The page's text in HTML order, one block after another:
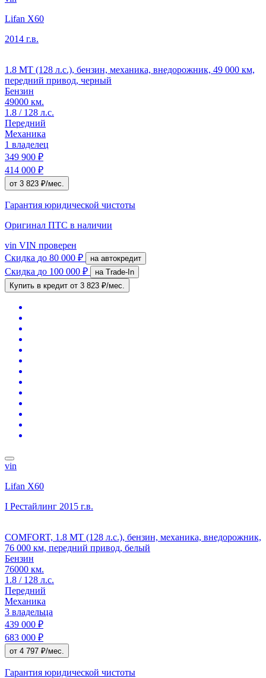
Lifan X60
2014 г.в.
1.8 MT (128 л.с.), бензин, механика, внедорожник, 49 000 км,
передний привод, черный
Бензин
49000 км.
1.8 / 128 л.с.
Передний
Механика
1 владелец
349 900 ₽
414 000 ₽
от 3 823 ₽/мес.
Гарантия юридической чистоты
Оригинал ПТС в наличии
vin VIN проверен
Скидка до 80 000 ₽ на автокредит
Скидка до 100 000 ₽
на Trade-In
Купить в кредит от 3 823 ₽/мес.
vin
Lifan X60
I Рестайлинг 2015 г.в.
COMFORT, 1.8 MT (128 л.с.), бензин, механика, внедорожник,
76 000 км, передний привод, белый
Бензин
76000 км.
1.8 / 128 л.с.
Передний
Механика
3 владельца
439 000 ₽
683 000 ₽
от 4 797 ₽/мес.
Гарантия юридической чистоты